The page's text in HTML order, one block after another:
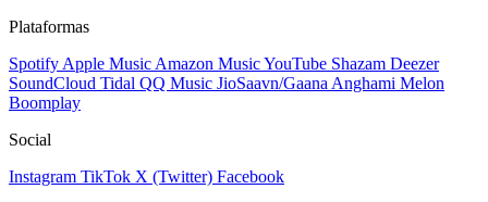
Plataformas
Spotify Apple Music Amazon MusicYouTube Shazam Deezer
SoundCloud Tidal QQ Music JioSaavn/Gaana Anghami Melon
Boomplay
Social
Instagram TikTok X (Twitter) Facebook